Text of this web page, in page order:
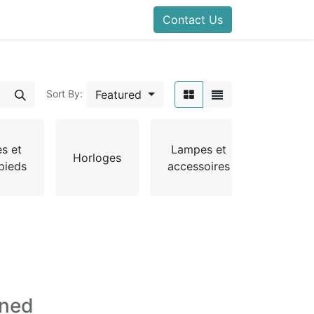
Contact Us
Sort By: Featured
et
Horloges
Lampes et
accessoires